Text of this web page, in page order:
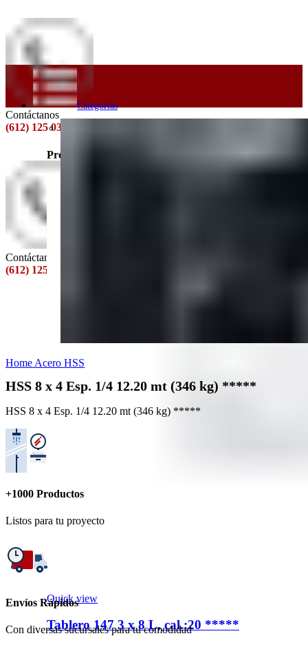
Contáctanos
(612) 125 0358
Contáctanos
(612) 125 0358
Categorías
Productos Populares
Quick view
Tablero 147 3 x 8 L, cal.:20 *****
Home Acero HSS
HSS 8 x 4 Esp. 1/4 12.20 mt (346 kg) *****
HSS 8 x 4 Esp. 1/4 12.20 mt (346 kg) *****
+1000 Productos
Listos para tu proyecto
Envíos Rápidos
Con diversas sucursales para tu comodidad